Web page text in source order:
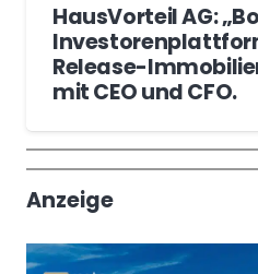
HausVorteil AG:
Release-
mit CEO und CFO.
Anzeige